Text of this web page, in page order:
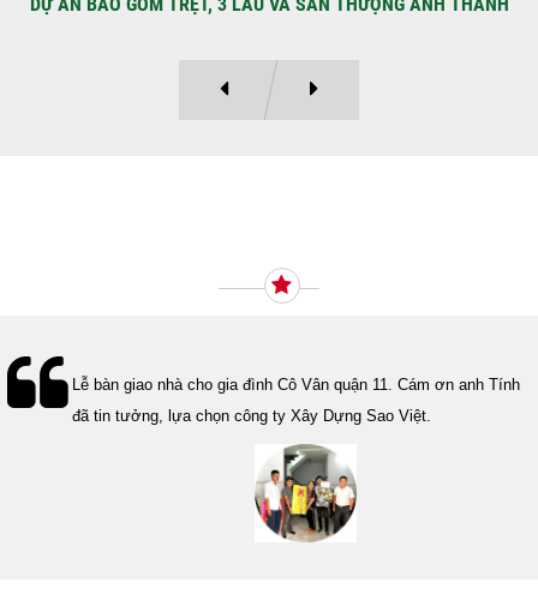
Lễ bàn giao nhà cho gia đình Cô Vân quận 11. Cám ơn anh Tính
đã tin tưởng, lựa chọn công ty Xây Dựng Sao Việt.